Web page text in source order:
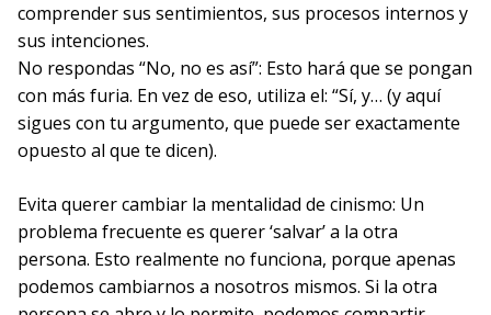
comprender sus sentimientos, sus procesos internos y
sus intenciones.
No respondas “No, no es así”: Esto hará que se pongan
con más furia. En vez de eso, utiliza el: “Sí, y… (y aquí
sigues con tu argumento, que puede ser exactamente
opuesto al que te dicen).
Evita querer cambiar la mentalidad de cinismo: Un
problema frecuente es querer ‘salvar’ a la otra
persona. Esto realmente no funciona, porque apenas
podemos cambiarnos a nosotros mismos. Si la otra